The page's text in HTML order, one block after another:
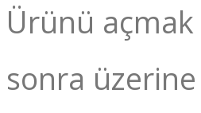
Ürünü
sonra